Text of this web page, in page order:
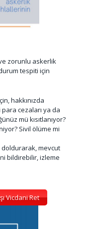
zorunlu askerlik
tespiti için
hakkınızda
cezaları ya da
mü kısıtlanıyor?
Sivil ölüme mi
doldurarak, mevcut
bildirebilir, izleme
Vicdani Ret